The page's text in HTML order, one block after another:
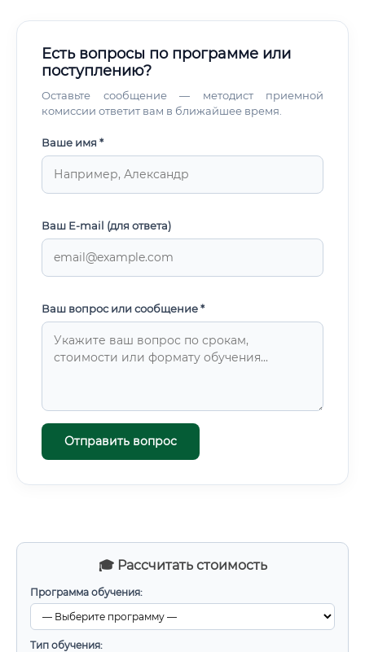
🎓 Рассчитать стоимость
Программа обучения:
Тип обучения:
Есть вопросы по программе или
поступлению?
Оставьте сообщение — методист приемной
комиссии ответит вам в ближайшее время.
Ваше имя *
Ваш E-mail (для ответа)
Ваш вопрос или сообщение *
Отправить вопрос